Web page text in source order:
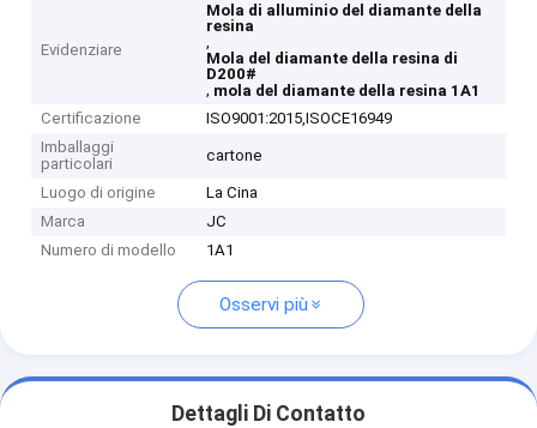
Evidenziare
Mola di alluminio del diamante della
resina
,
Mola del diamante della resina di
D200#
, mola del diamante della resina 1A1
Certificazione
ISO9001:2015,ISOCE16949
Imballaggi
particolari
cartone
Luogo di origine
La Cina
Marca
JC
Numero di modello
1A1
Osservi più
Dettagli Di Contatto